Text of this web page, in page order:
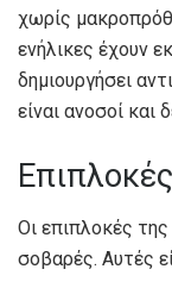
χωρίς
ενήλικες έχουν
δημιουργήσει
είναι ανοσοί
Επιπλοκές
Οι επιπλοκές
σοβαρές. Αυτές